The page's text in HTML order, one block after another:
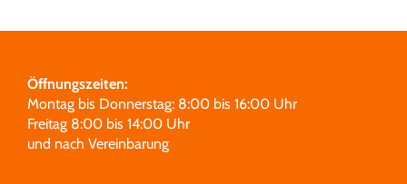
Öffnungszeiten:
Montag bis Donnerstag: 8:00 bis 16:00 Uhr
Freitag 8:00 bis 14:00 Uhr
und nach Vereinbarung